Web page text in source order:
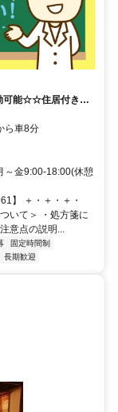
可能☆☆住居付き派
氷見」から車8分
～金9:00-18:00(休憩
】 ＋・＋・＋・
いて＞ ・処方箋に
意点の説明...
固定時間制
長期歓迎